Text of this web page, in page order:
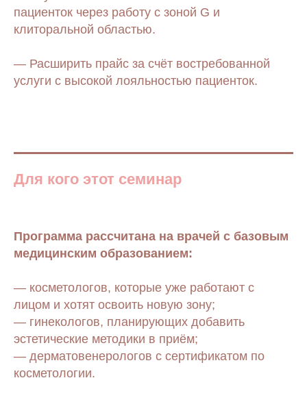
пациенток через работу с зоной G и
клиторальной областью.
— Расширить прайс за счёт востребованной
услуги с высокой лояльностью пациенток.
Для кого этот семинар
Программа рассчитана на врачей с базовым
медицинским образованием:
— косметологов, которые уже работают с
лицом и хотят освоить новую зону;
— гинекологов, планирующих добавить
эстетические методики в приём;
— дерматовенерологов с сертификатом по
косметологии.